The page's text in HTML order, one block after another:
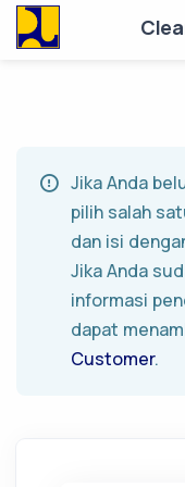
Jika Anda
pilih salah
dan isi
Jika Anda
informasi
dapat
Customer.